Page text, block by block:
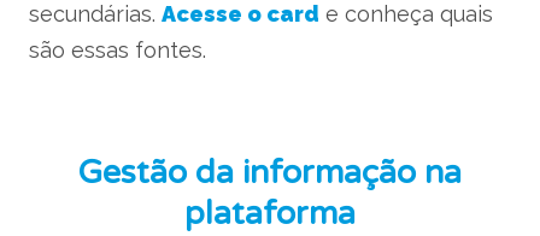
secundárias. Acesse o card e conheça quais
são essas fontes.
Gestão da informação na
plataforma